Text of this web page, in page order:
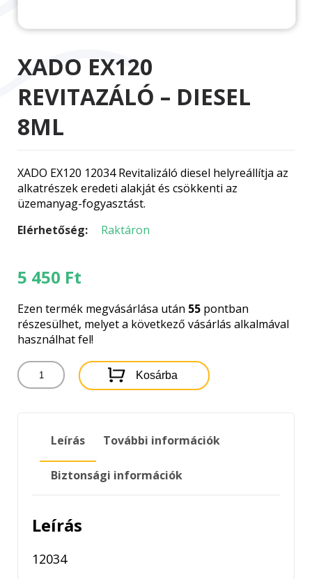
XADO EX120
REVITAZÁLÓ – DIESEL
8ML
XADO EX120 12034 Revitalizáló diesel helyreállítja az
alkatrészek eredeti alakját és csökkenti az
üzemanyag-fogyasztást.
Elérhetőség:
Raktáron
5 450 Ft
Ezen termék megvásárlása után 55 pontban
részesülhet, melyet a következő vásárlás alkalmával
használhat fel!
XADO
EX120
mennyiség
Kosárba
Leírás További információk
Biztonsági információk
Leírás
12034